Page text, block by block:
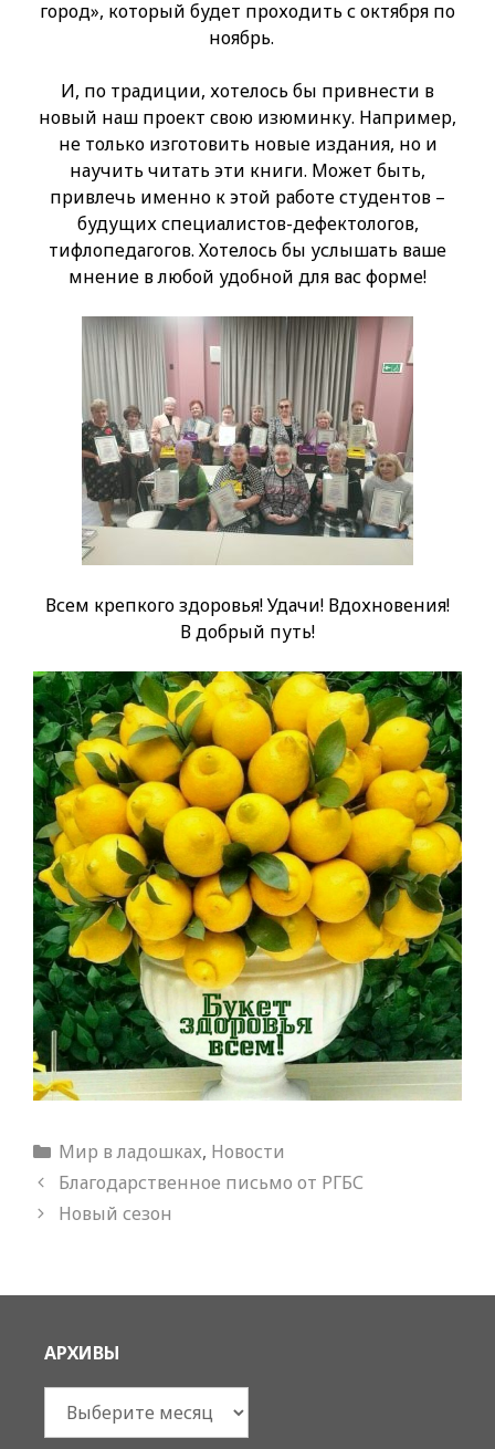
город», который будет проходить с октября по
ноябрь.
И, по традиции, хотелось бы привнести в
новый наш проект свою изюминку. Например,
не только изготовить новые издания, но и
научить читать эти книги. Может быть,
привлечь именно к этой работе студентов –
будущих специалистов-дефектологов,
тифлопедагогов. Хотелось бы услышать ваше
мнение в любой удобной для вас форме!
Всем крепкого здоровья! Удачи! Вдохновения!
В добрый путь!
Рубрики
Мир в ладошках, Новости
Благодарственное письмо от РГБС
Новый сезон
АРХИВЫ
Архивы